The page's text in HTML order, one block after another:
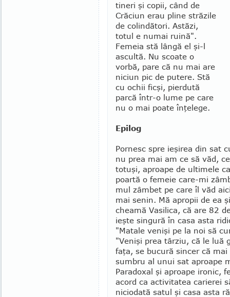
tineri şi copii, când de
Crăciun erau pline străzile
de colindători. Astăzi,
totul e numai rui­nă".
Femeia stă lângă el şi-l
ascultă. Nu scoate o
vorbă, pare că nu mai are
niciun pic de putere. Stă
cu ochii ficşi, pierdută
parcă într-o lume pe care
nu o mai poate înţelege.
Epilog
Pornesc spre ieşirea din sat
nu prea mai am ce să văd,
totuşi, aproape de ultimele
poartă o femeie care-mi
mul zâmbet pe care îl văd
mai senin. Mă apropii de ea
cheamă Vasilica, că are 82
ieşte singură în casa asta
"Matale venişi pe la noi să
"Venişi prea târziu, că le luă
faţa, se bucură sincer că
sumbru al unui sat aproape
Paradoxal şi aproape ironic,
acord ca activitatea carierei
niciodată satul şi casa asta